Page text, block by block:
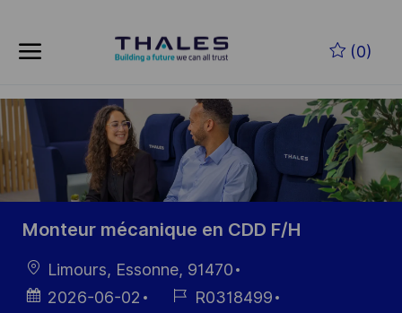
(0)
-
Monteur mécanique en CDD F/H
LocationLimours, Essonne, 91470
Posted2026-06-02
Job R0318499